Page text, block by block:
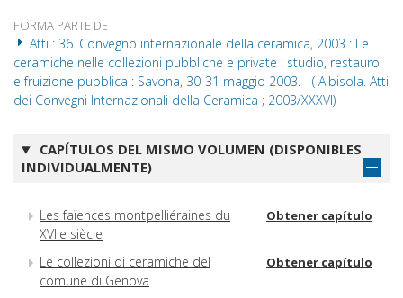
FORMA PARTE DE
Atti : 36. Convegno internazionale della ceramica, 2003 : Le
ceramiche nelle collezioni pubbliche e private : studio, restauro
e fruizione pubblica : Savona, 30-31 maggio 2003. - ( Albisola. Atti
dei Convegni Internazionali della Ceramica ; 2003/XXXVI)
CAPÍTULOS DEL MISMO VOLUMEN (DISPONIBLES
INDIVIDUALMENTE)
Les faïences montpelliéraines du
XVIIe siècle
Obtener capítulo
Le collezioni di ceramiche del
comune di Genova
Obtener capítulo